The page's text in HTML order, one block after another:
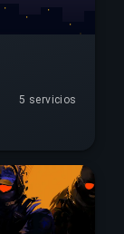
5 servicios